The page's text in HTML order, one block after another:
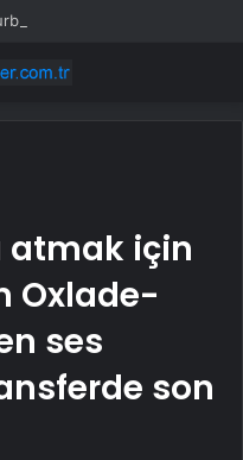
atmak için
Oxlade-
ses
son